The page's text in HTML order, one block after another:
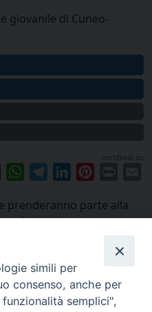
giovanile di Cuneo-
condividi su
ThreadsWhatsAppTelegramLinkedIn
prenderanno parte alla
di Lisbona
simili per
consenso, anche per
semplici",